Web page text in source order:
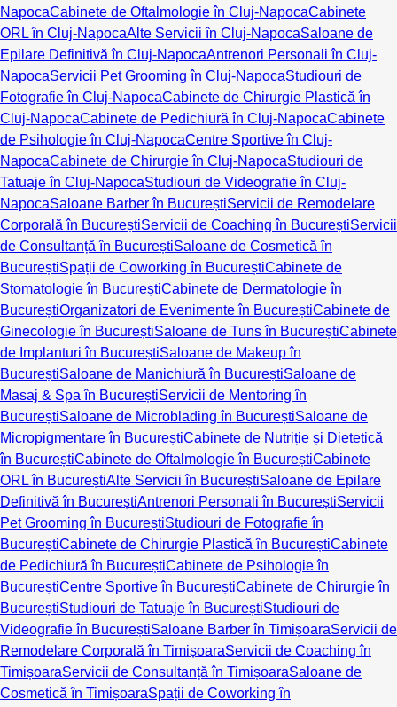
NapocaCabinete de Oftalmologie în Cluj-NapocaCabinete
ORL în Cluj-NapocaAlte Servicii în Cluj-NapocaSaloane de
Epilare Definitivă în Cluj-NapocaAntrenori Personali în Cluj-
NapocaServicii Pet Grooming în Cluj-NapocaStudiouri de
Fotografie în Cluj-NapocaCabinete de Chirurgie Plastică în
Cluj-NapocaCabinete de Pedichiură în Cluj-NapocaCabinete
de Psihologie în Cluj-NapocaCentre Sportive în Cluj-
NapocaCabinete de Chirurgie în Cluj-NapocaStudiouri de
Tatuaje în Cluj-NapocaStudiouri de Videografie în Cluj-
NapocaSaloane Barber în BucureștiServicii de Remodelare
Corporală în BucureștiServicii de Coaching în BucureștiServicii
de Consultanță în BucureștiSaloane de Cosmetică în
BucureștiSpații de Coworking în BucureștiCabinete de
Stomatologie în BucureștiCabinete de Dermatologie în
BucureștiOrganizatori de Evenimente în BucureștiCabinete de
Ginecologie în BucureștiSaloane de Tuns în BucureștiCabinete
de Implanturi în BucureștiSaloane de Makeup în
BucureștiSaloane de Manichiură în BucureștiSaloane de
Masaj & Spa în BucureștiServicii de Mentoring în
BucureștiSaloane de Microblading în BucureștiSaloane de
Micropigmentare în BucureștiCabinete de Nutriție și Dietetică
în BucureștiCabinete de Oftalmologie în BucureștiCabinete
ORL în BucureștiAlte Servicii în BucureștiSaloane de Epilare
Definitivă în BucureștiAntrenori Personali în BucureștiServicii
Pet Grooming în BucureștiStudiouri de Fotografie în
BucureștiCabinete de Chirurgie Plastică în BucureștiCabinete
de Pedichiură în BucureștiCabinete de Psihologie în
BucureștiCentre Sportive în BucureștiCabinete de Chirurgie în
BucureștiStudiouri de Tatuaje în BucureștiStudiouri de
Videografie în BucureștiSaloane Barber în TimișoaraServicii de
Remodelare Corporală în TimișoaraServicii de Coaching în
TimișoaraServicii de Consultanță în TimișoaraSaloane de
Cosmetică în TimișoaraSpații de Coworking în